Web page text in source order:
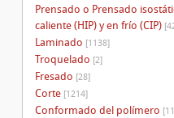
Prensado o Prensado
caliente (HIP) y en frío (CIP)
Laminado [1138]
Troquelado [2]
Fresado [28]
Corte [1214]
Conformado del polímero